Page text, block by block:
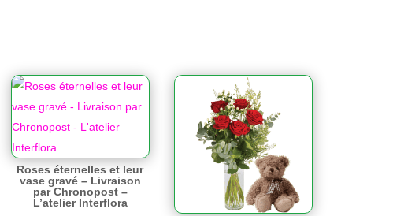
Roses éternelles et leur
vase gravé – Livraison
par Chronopost –
L’atelier Interflora